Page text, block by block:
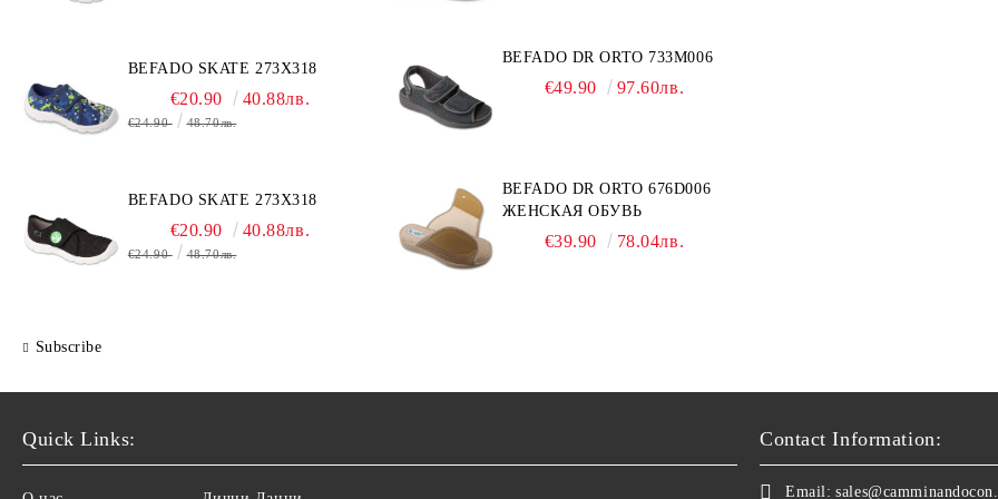
BEFADO SKATE 273X318
€20.90 40.88лв.
€24.90 48.70лв.
BEFADO SKATE 273X318
€20.90 40.88лв.
€24.90 48.70лв.
Subscribe
BEFADO DR ORTO 733M006
€49.90 97.60лв.
BEFADO DR ORTO 676D006
ЖЕНСКАЯ ОБУВЬ
€39.90 78.04лв.
Quick Links: Contact Information:
Email: